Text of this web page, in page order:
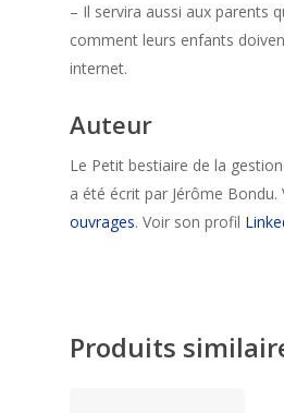
– Il servira aussi aux parents
comment leurs enfants
internet.
Auteur
Le Petit bestiaire de la
a été écrit par Jérôme
ouvrages. Voir son profil
Produits